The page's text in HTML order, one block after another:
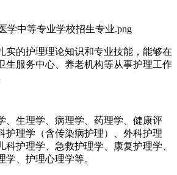
实的护理理论知识和专业技能，能够在
生服务中心、养老机构等从事护理工作
、生理学、病理学、药理学、健康评
护理学（含传染病护理）、外科护理
科护理学、急救护理学、康复护理学、
、护理心理学等。